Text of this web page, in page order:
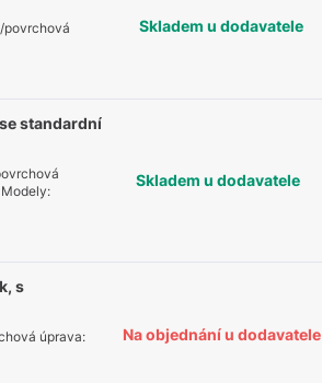
povrchová
Skladem u dodavatele
standardní
Modely:
Skladem u dodavatele
s
úprava:
Na objednání u dodavatele